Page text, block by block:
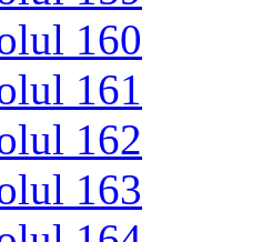
160
161
162
163